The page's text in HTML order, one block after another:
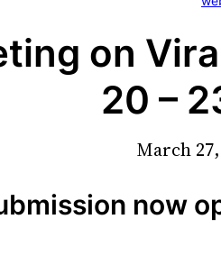
on
20 –
March 27,
now